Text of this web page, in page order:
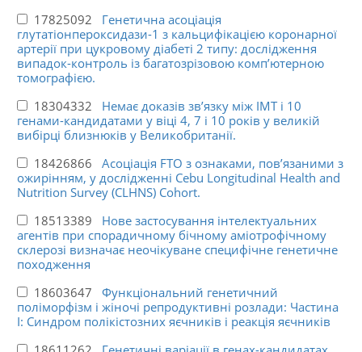
17825092 Генетична асоціація
глутатіонпероксидази-1 з кальцифікацією коронарної
артерії при цукровому діабеті 2 типу: дослідження
випадок-контроль із багатозрізовою комп’ютерною
томографією.
18304332 Немає доказів зв’язку між ІМТ і 10
генами-кандидатами у віці 4, 7 і 10 років у великій
вибірці близнюків у Великобританії.
18426866 Асоціація FTO з ознаками, пов’язаними з
ожирінням, у дослідженні Cebu Longitudinal Health and
Nutrition Survey (CLHNS) Cohort.
18513389 Нове застосування інтелектуальних
агентів при спорадичному бічному аміотрофічному
склерозі визначає неочікуване специфічне генетичне
походження
18603647 Функціональний генетичний
поліморфізм і жіночі репродуктивні розлади: Частина
I: Синдром полікістозних яєчників і реакція яєчників